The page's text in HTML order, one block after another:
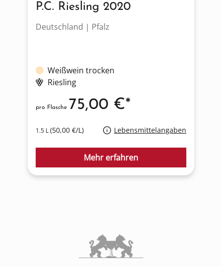
P.C. Riesling 2020
Deutschland | Pfalz
Weißwein trocken
Riesling
1.5 L(50,00 €/L) Lebensmittelangaben
pro Flasche 75,00 €*
Mehr erfahren